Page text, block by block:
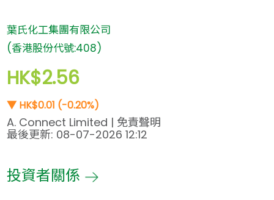
葉氏化工集團有限公司
(香港股份代號:408)
HK$2.56
▼HK$0.01 (-0.20%)
A. Connect Limited | 免責聲明
最後更新: 08-07-2026 12:12
投資者關係